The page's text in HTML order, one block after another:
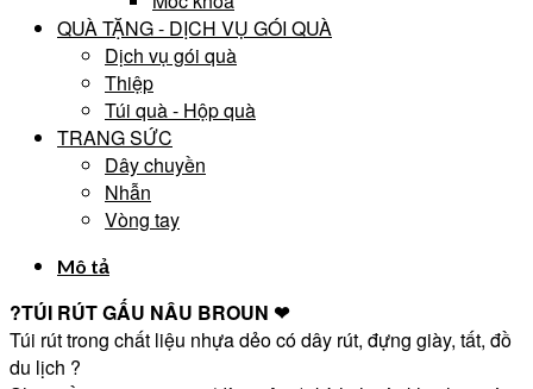
QUÀ TẶNG - DỊCH VỤ GÓI QUÀ
Dịch vụ gói quà
Thiệp
Túi quà - Hộp quà
TRANG SỨC
Dây chuyền
Nhẫn
Vòng tay
Mô tả
?TÚI RÚT GẤU NÂU BROUN ❤
Túi rút trong chất liệu nhựa dẻo có dây rút, đựng giày, tất, đồ
du lịch ?